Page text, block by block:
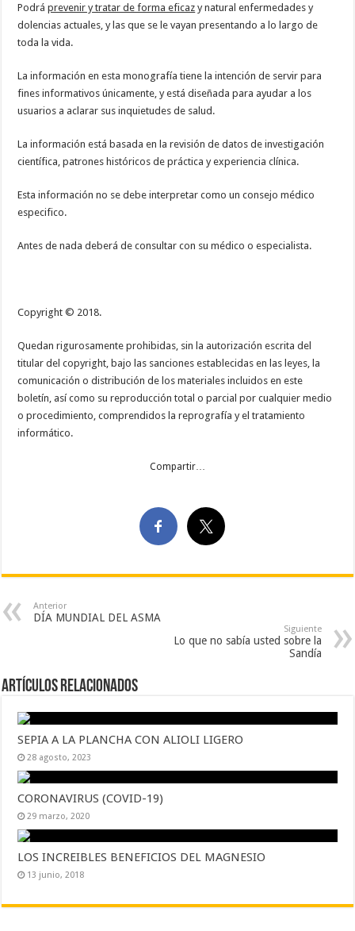
Podráprevenir y tratar de forma eficaz y natural enfermedades y
dolencias actuales, y las que se le vayan presentando a lo largo de
toda la vida.
La información en esta monografía tiene la intención de servir para
fines informativos únicamente, y está diseñada para ayudar a los
usuarios a aclarar sus inquietudes de salud.
La información está basada en la revisión de datos de investigación
científica, patrones históricos de práctica y experiencia clínica.
Esta información no se debe interpretar como un consejo médico
especifico.
Antes de nada deberá de consultar con su médico o especialista.
Copyright © 2018.
Quedan rigurosamente prohibidas, sin la autorización escrita del
titular del copyright, bajo las sanciones establecidas en las leyes, la
comunicación o distribución de los materiales incluidos en este
boletín, así como su reproducción total o parcial por cualquier medio
o procedimiento, comprendidos la reprografía y el tratamiento
informático.
Compartir…
Anterior
DÍA MUNDIAL DEL ASMA
Siguiente
Lo que no sabía usted sobre la
Sandía
Artículos Relacionados
SEPIA A LA PLANCHA CON ALIOLI LIGERO
28 agosto, 2023
CORONAVIRUS (COVID-19)
29 marzo, 2020
LOS INCREIBLES BENEFICIOS DEL MAGNESIO
13 junio, 2018